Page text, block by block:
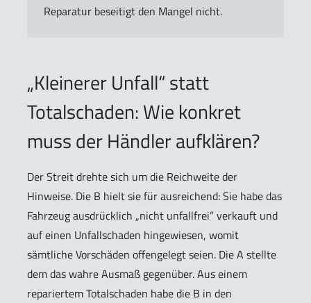
Reparatur beseitigt den Mangel nicht.
„Kleinerer Unfall“ statt
Totalschaden: Wie konkret
muss der Händler aufklären?
Der Streit drehte sich um die Reichweite der
Hinweise. Die B hielt sie für ausreichend: Sie habe das
Fahrzeug ausdrücklich „nicht unfallfrei” verkauft und
auf einen Unfallschaden hingewiesen, womit
sämtliche Vorschäden offengelegt seien. Die A stellte
dem das wahre Ausmaß gegenüber. Aus einem
repariertem Totalschaden habe die B in den